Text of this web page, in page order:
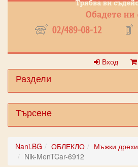
Вход
Раздели
Търсене
Nani.BG ОБЛЕКЛО Мъжки дрехи
Nik-MenTCar-6912